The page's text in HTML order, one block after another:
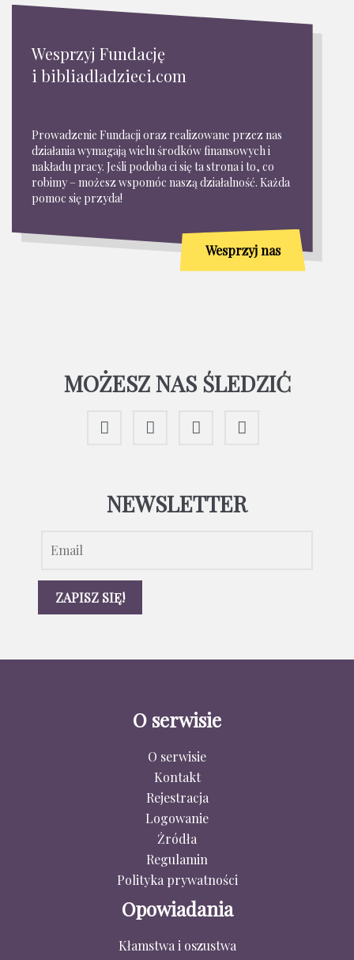
Wesprzyj Fundację
i bibliadladzieci.com
Prowadzenie Fundacji oraz realizowane przez nas
działania wymagają wielu środków finansowych i
nakładu pracy. Jeśli podoba ci się ta strona i to, co
robimy – możesz wspomóc naszą działalność. Każda
pomoc się przyda!
Wesprzyj nas
MOŻESZ NAS ŚLEDZIĆ
NEWSLETTER
O serwisie
O serwisie
Kontakt
Rejestracja
Logowanie
Źródła
Regulamin
Polityka prywatności
Opowiadania
Kłamstwa i oszustwa